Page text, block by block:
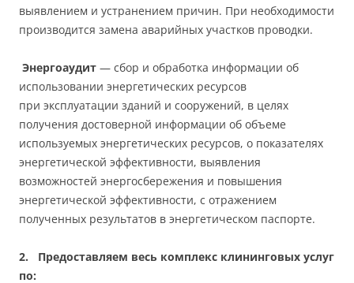
выявлением и устранением причин. При необходимости
производится замена аварийных участков проводки.
Энергоаудит — сбор и обработка информации об
использовании энергетических ресурсов
при эксплуатации зданий и сооружений, в целях
получения достоверной информации об объеме
используемых энергетических ресурсов, о показателях
энергетической эффективности, выявления
возможностей энергосбережения и повышения
энергетической эффективности, с отражением
полученных результатов в энергетическом паспорте.
2.
Предоставляем весь комплекс клининговых услуг
по: